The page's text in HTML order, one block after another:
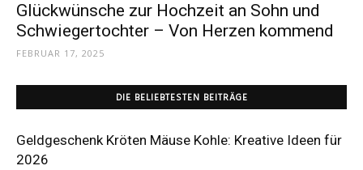
Glückwünsche zur Hochzeit an Sohn und
Schwiegertochter – Von Herzen kommend
FEBRUAR 17, 2025
DIE BELIEBTESTEN BEITRÄGE
Geldgeschenk Kröten Mäuse Kohle: Kreative Ideen für
2026